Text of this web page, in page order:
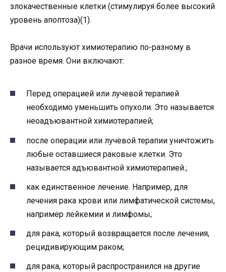
злокачественные клетки (стимулируя более высокий
уровень апоптоза)(1).
Врачи используют химиотерапию по-разному в
разное время. Они включают:
Перед операцией или лучевой терапией
необходимо уменьшить опухоли. Это называется
неоадъювантной химиотерапией;
после операции или лучевой терапии уничтожить
любые оставшиеся раковые клетки. Это
называется адъювантной химиотерапией.;
как единственное лечение. Например, для
лечения рака крови или лимфатической системы,
например лейкемии и лимфомы;
для рака, который возвращается после лечения,
рецидивирующим раком;
для рака, который распространился на другие